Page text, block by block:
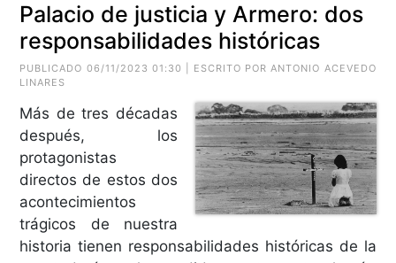
Palacio de justicia y Armero: dos
responsabilidades históricas
PUBLICADO 06/11/2023 01:30 | ESCRITO POR ANTONIO ACEVEDO
LINARES
Más de tres décadas
después, los
protagonistas
directos de estos dos
acontecimientos
trágicos de nuestra
historia tienen responsabilidades históricas de la